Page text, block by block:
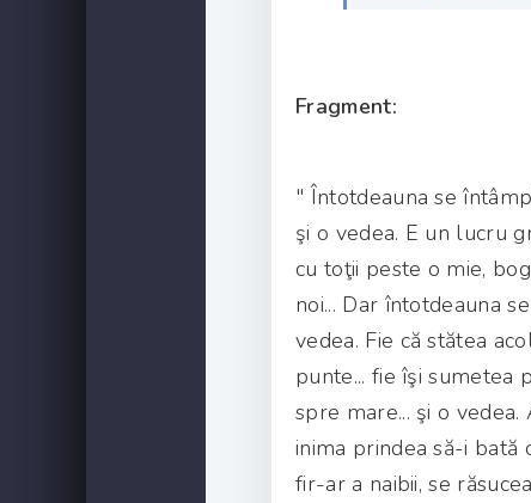
Fragment:
" Întotdeauna se
şi o vedea. E un lucru
cu toţii peste o mie,
noi... Dar întotdeauna
vedea. Fie că stătea
punte... fie îşi sumetea
spre mare... şi o
inima prindea să-i bată
fir-ar a naibii, se